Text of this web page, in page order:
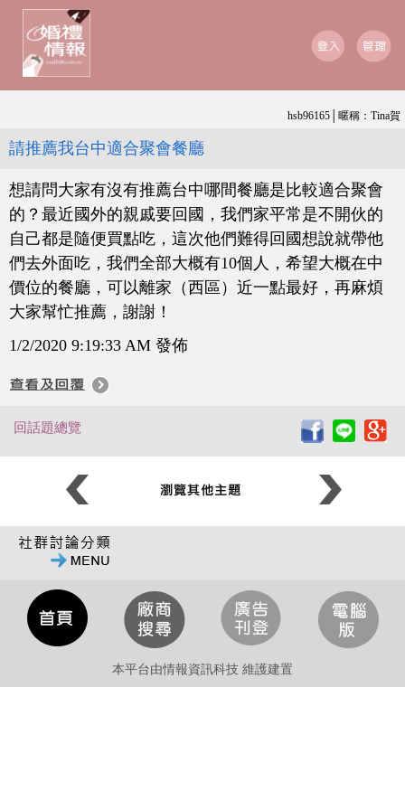
hsb96165│暱稱：Tina賀
請推薦我台中適合聚會餐廳
想請問大家有沒有推薦台中哪間餐廳是比較適合聚會
的？最近國外的親戚要回國，我們家平常是不開伙的
自己都是隨便買點吃，這次他們難得回國想說就帶他
們去外面吃，我們全部大概有10個人，希望大概在中
價位的餐廳，可以離家（西區）近一點最好，再麻煩
大家幫忙推薦，謝謝！
1/2/2020 9:19:33 AM 發佈
回話題總覽
本平台由情報資訊科技 維護建置